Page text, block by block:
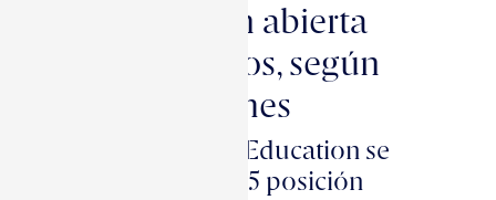
en formación abierta
para directivos, según
Financial Times
Esade Executive Education se
consolida en la #5 posición